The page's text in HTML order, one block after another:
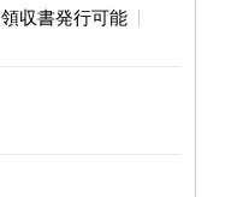
領収書発行可能